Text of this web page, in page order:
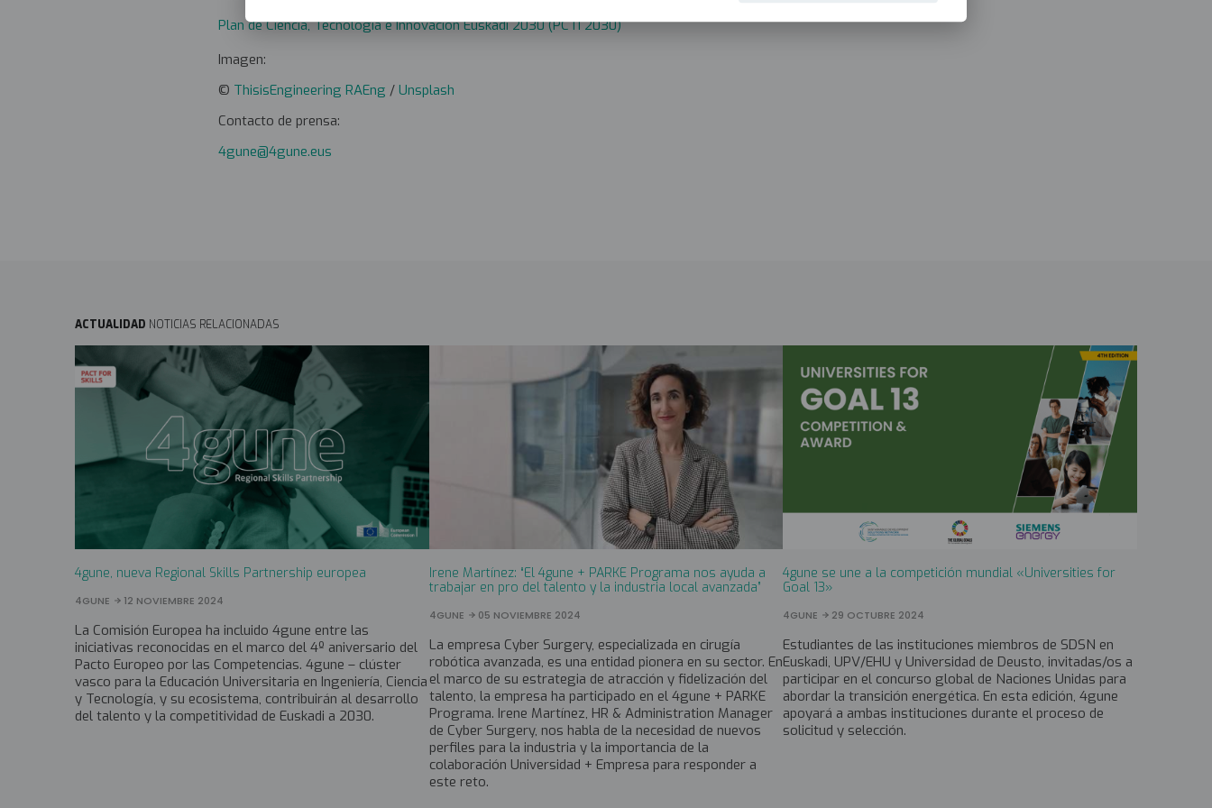
Plan de Ciencia, Tecnología e Innovación Euskadi 2030 (PCTI 2030)
Imagen:
© ThisisEngineering RAEng / Unsplash
Contacto de prensa:
4gune@4gune.eus
ACTUALIDAD NOTICIAS RELACIONADAS
4gune, nueva Regional Skills Partnership europea
4GUNE 12 NOVIEMBRE 2024
La Comisión Europea ha incluido 4gune entre las
iniciativas reconocidas en el marco del 4º aniversario del
Pacto Europeo por las Competencias. 4gune – clúster
vasco para la Educación Universitaria en Ingeniería, Ciencia
y Tecnología, y su ecosistema, contribuirán al desarrollo
del talento y la competitividad de Euskadi a 2030.
Irene Martínez: “El 4gune + PARKE Programa nos ayuda a
trabajar en pro del talento y la industria local avanzada”
4GUNE 05 NOVIEMBRE 2024
La empresa Cyber Surgery, especializada en cirugía
robótica avanzada, es una entidad pionera en su sector. En
el marco de su estrategia de atracción y fidelización del
talento, la empresa ha participado en el 4gune + PARKE
Programa. Irene Martínez, HR & Administration Manager
de Cyber Surgery, nos habla de la necesidad de nuevos
perfiles para la industria y la importancia de la
colaboración Universidad + Empresa para responder a
este reto.
4gune se une a la competición mundial «Universities for
Goal 13»
4GUNE 29 OCTUBRE 2024
Estudiantes de las instituciones miembros de SDSN en
Euskadi, UPV/EHU y Universidad de Deusto, invitadas/os a
participar en el concurso global de Naciones Unidas para
abordar la transición energética. En esta edición, 4gune
apoyará a ambas instituciones durante el proceso de
solicitud y selección.